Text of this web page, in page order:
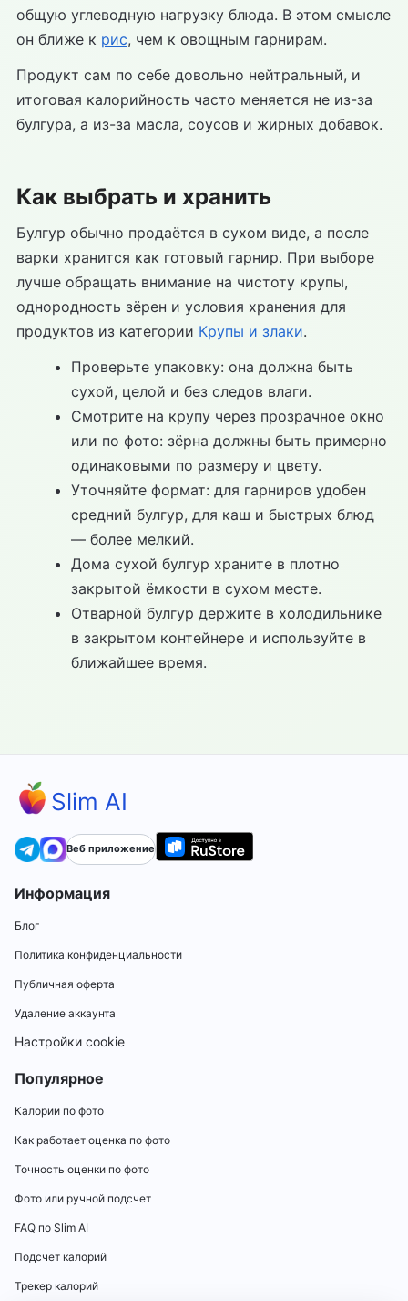
общую углеводную нагрузку блюда. В этом смысле
он ближе к рис, чем к овощным гарнирам.
Продукт сам по себе довольно нейтральный, и
итоговая калорийность часто меняется не из-за
булгура, а из-за масла, соусов и жирных добавок.
Как выбрать и хранить
Булгур обычно продаётся в сухом виде, а после
варки хранится как готовый гарнир. При выборе
лучше обращать внимание на чистоту крупы,
однородность зёрен и условия хранения для
продуктов из категории Крупы и злаки.
Проверьте упаковку: она должна быть
сухой, целой и без следов влаги.
Смотрите на крупу через прозрачное окно
или по фото: зёрна должны быть примерно
одинаковыми по размеру и цвету.
Уточняйте формат: для гарниров удобен
средний булгур, для каш и быстрых блюд
— более мелкий.
Дома сухой булгур храните в плотно
закрытой ёмкости в сухом месте.
Отварной булгур держите в холодильнике
в закрытом контейнере и используйте в
ближайшее время.
Slim AI
Веб приложение
Информация
Блог
Политика конфиденциальности
Публичная оферта
Удаление аккаунта
Настройки cookie
Популярное
Калории по фото
Как работает оценка по фото
Точность оценки по фото
Фото или ручной подсчет
FAQ по Slim AI
Подсчет калорий
Трекер калорий